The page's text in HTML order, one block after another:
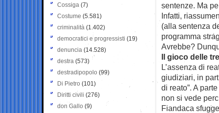
sentenze. Ma
Infatti,
(alla sentenza
programma
Avrebbe?
Il gioco delle
L’assenza di
giudiziari, in
di reato”. A
non si vede
Fiandaca
Cossiga (7)
Costume (5.581)
criminalità (1.402)
democratici e progressisti (19)
denuncia (14.528)
destra (573)
destradipopolo (99)
Di Pietro (101)
Diritti civili (276)
don Gallo (9)